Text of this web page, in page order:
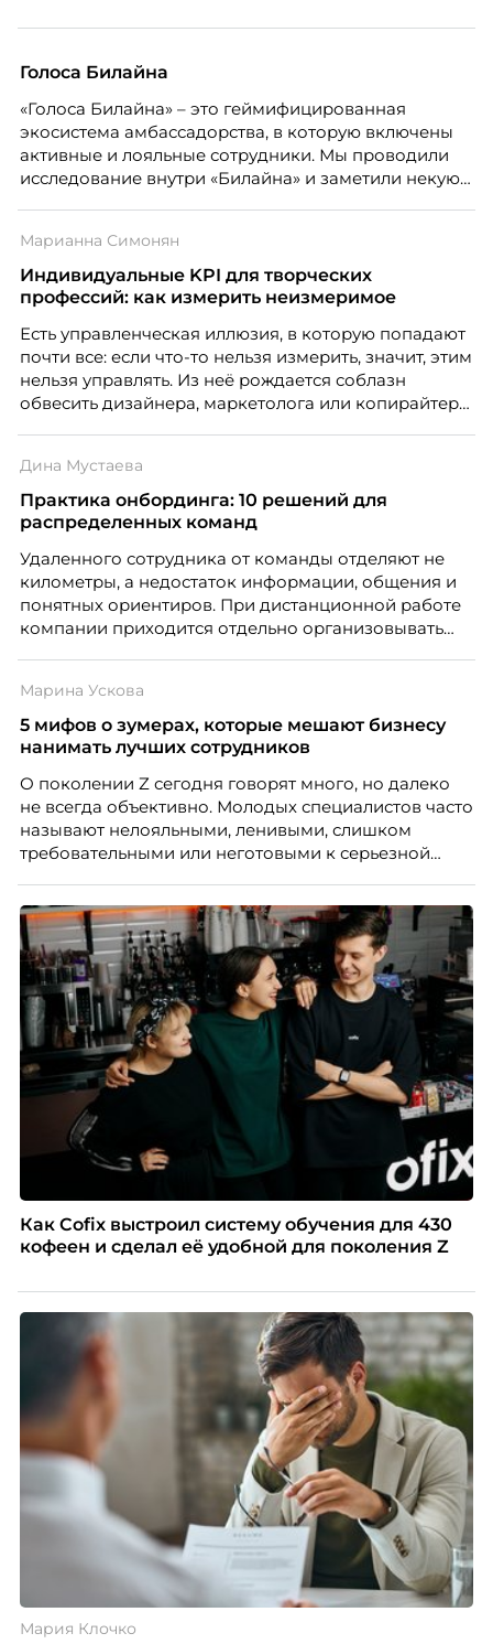
Голоса Билайна
«Голоса Билайна» – это геймифицированная
экосистема амбассадорства, в которую включены
активные и лояльные сотрудники. Мы проводили
исследование внутри «Билайна» и заметили некую
благодарности и публичного признания.
Марианна Симонян
Индивидуальные KPI для творческих
профессий: как измерить неизмеримое
Есть управленческая иллюзия, в которую попадают
почти все: если что-то нельзя измерить, значит, этим
нельзя управлять. Из неё рождается соблазн
обвесить дизайнера, маркетолога или копирайтера
Проблема в том, что так мы измеряем не ценность,
а движение. А творческая работа — это тот редкий
случай, где движение и результат могут не
Дина Мустаева
Практика онбординга: 10 решений для
распределенных команд
Удаленного сотрудника от команды отделяют не
километры, а недостаток информации, общения и
понятных ориентиров. При дистанционной работе
компании приходится отдельно организовывать
по работе с персоналом Инфомаксимум,
рассказывает, как выстроить адаптацию
распределенной команды без лишнего контроля и
Марина Ускова
5 мифов о зумерах, которые мешают бизнесу
нанимать лучших сотрудников
О поколении Z сегодня говорят много, но далеко
не всегда объективно. Молодых специалистов часто
называют нелояльными, ленивыми, слишком
требовательными или неготовыми к серьезной
кадровых ошибок. В этой статье Марина Ускова,
руководитель отдела подбора персонала
рекрутинговой компании, разбирает самые
распространенные мифы о зумерах и объясняет,
почему устаревшие представления мешают
бизнесу находить и удерживать сильных
сотрудников.
Как Cofix выстроил систему обучения для 430
кофеен и сделал её удобной для поколения Z
Мария Клочко